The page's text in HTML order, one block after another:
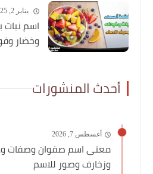
يناير 2, 2025
اسم نبات
وخضار
أحدث المنشورات
أغسطس 7, 2026
معنى اسم صفوان وصفات
وزخارف وصور للاسم